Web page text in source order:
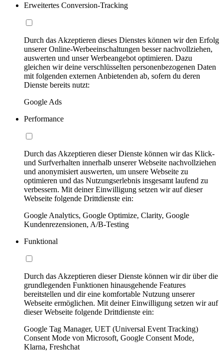
Erweitertes Conversion-Tracking
Durch das Akzeptieren dieses Dienstes können wir den Erfolg
unserer Online-Werbeeinschaltungen besser nachvollziehen,
auswerten und unser Werbeangebot optimieren. Dazu
gleichen wir deine verschlüsselten personenbezogenen Daten
mit folgenden externen Anbietenden ab, sofern du deren
Dienste bereits nutzt:
Google Ads
Performance
Durch das Akzeptieren dieser Dienste können wir das Klick-
und Surfverhalten innerhalb unserer Webseite nachvollziehen
und anonymisiert auswerten, um unsere Webseite zu
optimieren und das Nutzungserlebnis insgesamt laufend zu
verbessern. Mit deiner Einwilligung setzen wir auf dieser
Webseite folgende Drittdienste ein:
Google Analytics, Google Optimize, Clarity, Google
Kundenrezensionen, A/B-Testing
Funktional
Durch das Akzeptieren dieser Dienste können wir dir über die
grundlegenden Funktionen hinausgehende Features
bereitstellen und dir eine komfortable Nutzung unserer
Webseite ermöglichen. Mit deiner Einwilligung setzen wir auf
dieser Webseite folgende Drittdienste ein:
Google Tag Manager, UET (Universal Event Tracking)
Consent Mode von Microsoft, Google Consent Mode,
Klarna, Freshchat